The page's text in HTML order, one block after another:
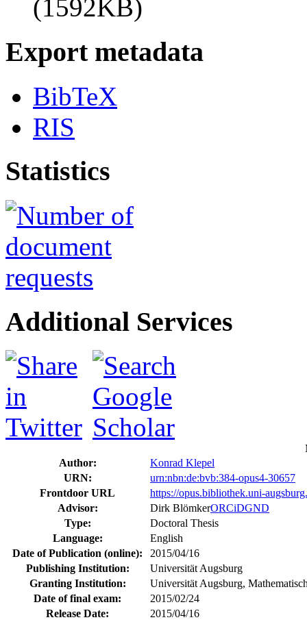
(1592KB)
Export metadata
BibTeX
RIS
Statistics
Additional Services
Author:
Konrad Klepel
URN:
urn:nbn:de:bvb:384-opus4-30657
Frontdoor URL
https://opus.bibliothek.uni-
Advisor:
Dirk BlömkerORCiDGND
Type:
Doctoral Thesis
Language:
English
Date of Publication (online):
2015/04/16
Publishing Institution:
Universität Augsburg
Granting Institution:
Universität Augsburg,
Date of final exam:
2015/02/24
Release Date:
2015/04/16